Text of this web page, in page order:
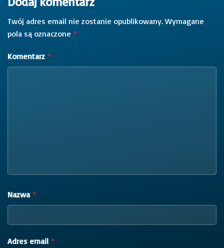
Twój adres email nie zostanie opublikowany. Wymagane
pola są oznaczone *
Komentarz *
Nazwa *
Adres email *